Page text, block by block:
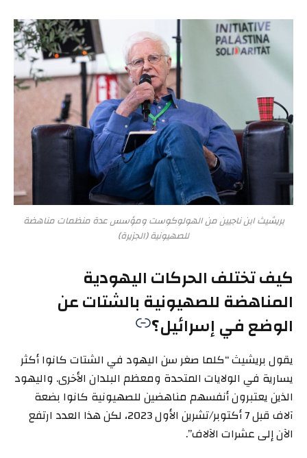
بريشيث ابن ناجيين من الهولوكوست ومؤسس عدة منظمات مناهضة
للصهيونية (الجزيرة)
كيف تختلف الحركات اليهودية
المناهضة للصهيونية بالشتات عن
الوضع في إسرائيل؟
يقول بريشيث “كلما صغر سن اليهود في الشتات كانوا أكثر
يسارية في الولايات المتحدة ومعظم البلدان الأخرى. واليهود
الذين يعتبرون أنفسهم مناهضين للصهيونية كانوا بضعة
آلاف قبل 7 أكتوبر/تشرين الأول 2023، لكن هذا العدد ارتفع
الآن إلى عشرات الآلاف”.